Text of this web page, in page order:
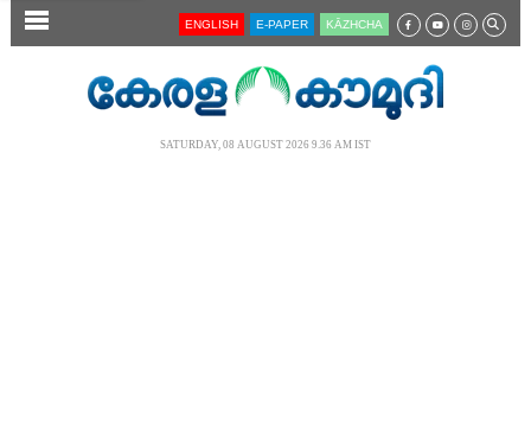
SECTIONS ENGLISH E-PAPER KĀZHCHA
SATURDAY, 08 AUGUST 2026 9.36 AM IST